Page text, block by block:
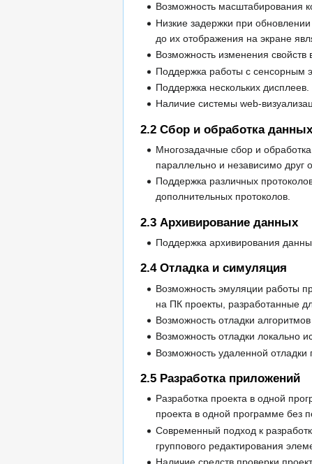
Возможность масштабирования
Низкие задержки при
до их отображения на экране
Возможность изменения свойств
Поддержка работы с сенсорным
Поддержка нескольких дисплеев.
Наличие системы web-
2.2 Сбор и обработка данных
Многозадачные сбор и
параллельно и независимо друг
Поддержка различных
дополнительных протоколов.
2.3 Архивирование данных
Поддержка архивирования
2.4Отладка и симуляция
Возможность эмуляции работы
на ПК проекты, разработанные
Возможность отладки
Возможность отладки локально
Возможность удаленной
2.5 Разработка приложений
Разработка проекта в одной
проекта в одной программе без
Современный подход к
группового редактирования